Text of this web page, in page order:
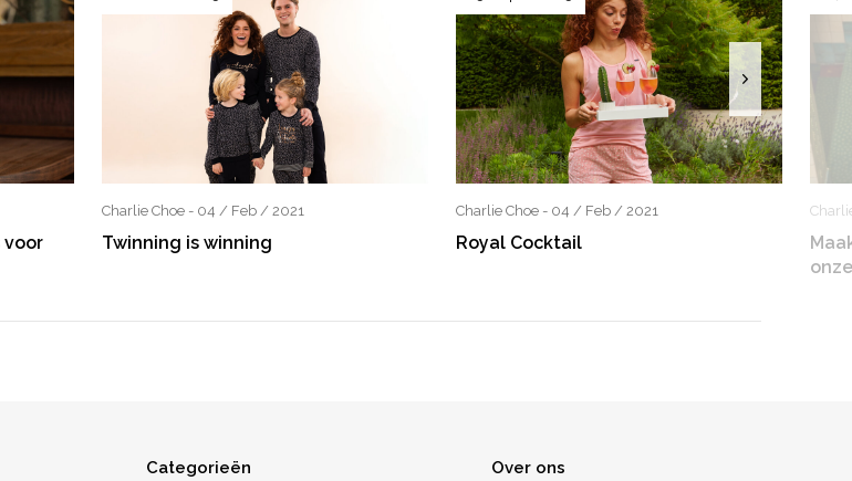
voor
Charlie Choe - 04 / Feb / 2021
Twinning is winning
Charlie Choe - 04 / Feb / 2021
Royal Cocktail
Categorieën Over ons